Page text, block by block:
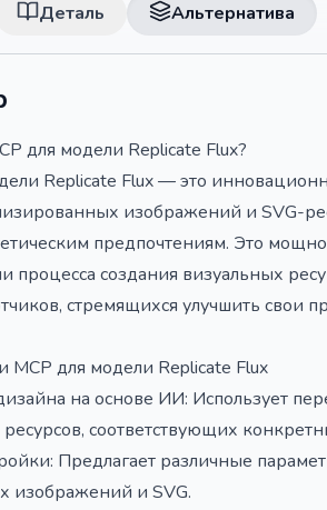
Деталь Альтернатива
для модели Replicate Flux?
Replicate Flux — это
изображений и SVG-
предпочтениям. Это
процесса создания визуальных
стремящихся улучшить
MCP для модели Replicate Flux
на основе ИИ: Использует
соответствующих
Предлагает различные
изображений и SVG.